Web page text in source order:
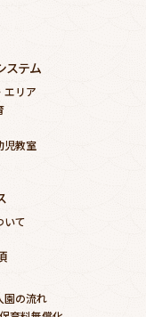
ステム
エリア
児教室
いて
園の流れ